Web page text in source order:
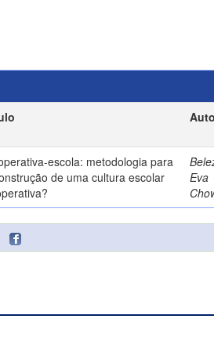
escola: metodologia para
de uma cultura escolar
Eva